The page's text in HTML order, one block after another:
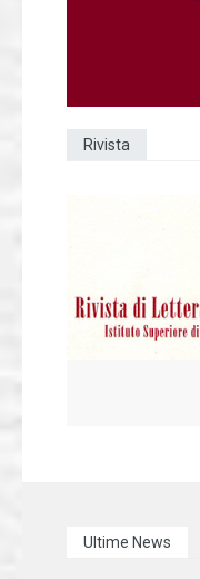
Rivista
Ultime News